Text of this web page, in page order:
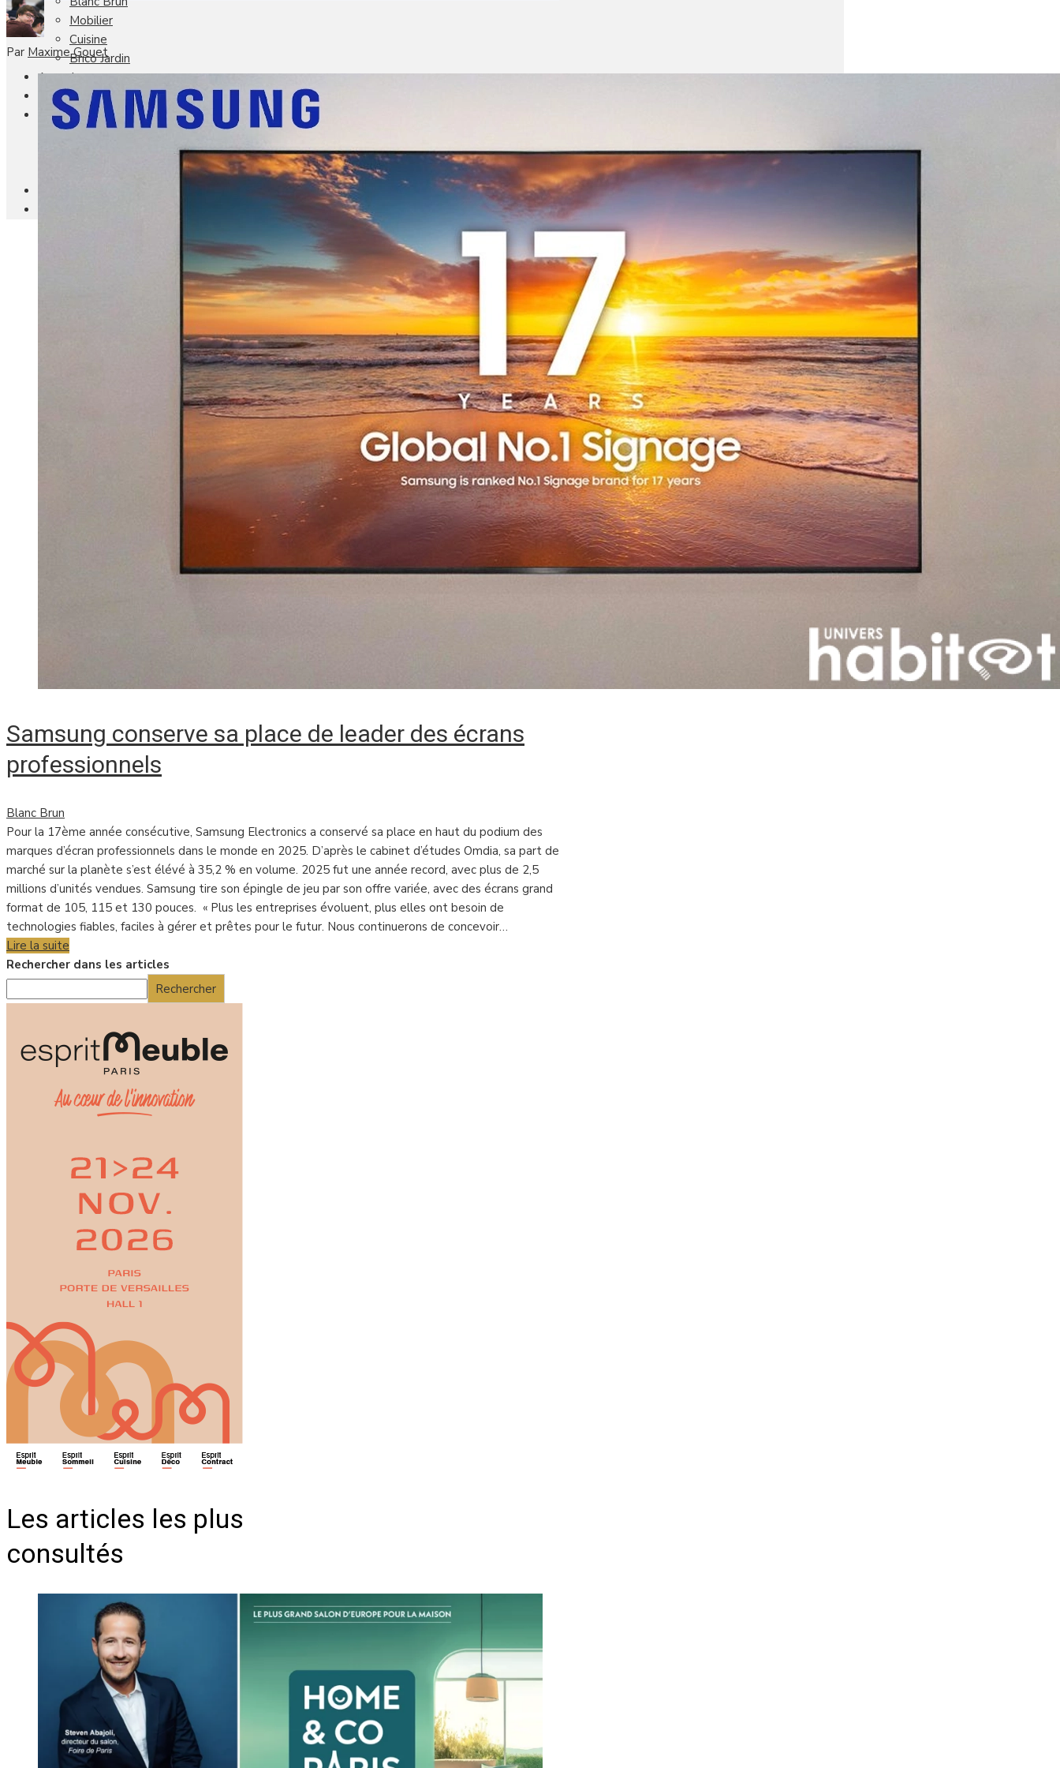
Mobilier
Cuisine
Brico Jardin
Agenda
Newsletter
Nos autres titres
Faire Savoir Faire
Univers Made in France
Par Maxime Gouet
Samsung conserve sa place de leader des écrans
professionnels
Blanc Brun
Pour la 17ème année consécutive, Samsung Electronics a conservé sa place en haut du podium des
marques d’écran professionnels dans le monde en 2025. D’après le cabinet d’études Omdia, sa part de
marché sur la planète s’est élévé à 35,2 % en volume. 2025 fut une année record, avec plus de 2,5
millions d’unités vendues. Samsung tire son épingle de jeu par son offre variée, avec des écrans grand
format de 105, 115 et 130 pouces. « Plus les entreprises évoluent, plus elles ont besoin de
technologies fiables, faciles à gérer et prêtes pour le futur. Nous continuerons de concevoir…
Lire la suite
Rechercher dans les articles
Rechercher
Les articles les plus
consultés